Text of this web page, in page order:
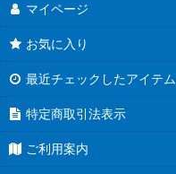
マイページ
お気に入り
最近チェックしたアイテム
特定商取引法表示
ご利用案内